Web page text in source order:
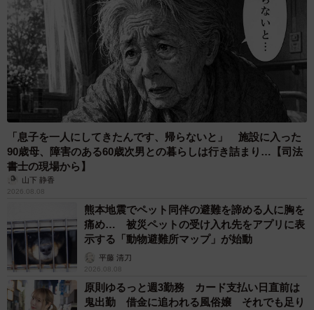
5/5
美味しそうなロールケーキです（画像提供／まつさん）
投稿には「（文字を）粉々にしてたべるんですかね」と
いうリプライもありましたが、実際には「まずは「花」の
草冠から食べました。粉々にはしませんでしたが」とい
う、まつさん。さらに味については「クッキーはシナモン
味にしたので、コーヒーのロールケーキとも相性がよく、
クリームは甘さ控えめで、生地（の味わい）が主となった
ロールケーキに仕上がっていて美味しかったです。3日に分
けて食べましたが、これが『4000いいねのケーキ！！』っ
て付加価値をつけて食べましたね」（まつさん）と話して
いました。
「息子を一人にしてきたんです、帰らないと」 施設に入った
90歳母、障害のある60歳次男との暮らしは行き詰まり…【司法
書士の現場から】
山下 静香
2026.08.08
熊本地震でペット同伴の避難を諦める人に胸を
痛め… 被災ペットの受け入れ先をアプリに表
示する「動物避難所マップ」が始動
平藤 清刀
2026.08.08
原則ゆるっと週3勤務 カード支払い日直前は
鬼出勤 借金に追われる風俗嬢 それでも足り